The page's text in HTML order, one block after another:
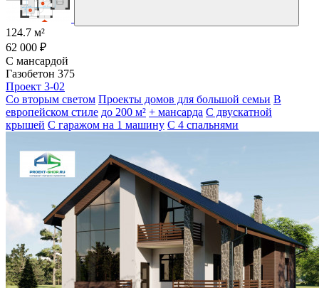
124.7 м²
62 000 ₽
С мансардой
Газобетон 375
Проект 3-02
Со вторым светом Проекты домов для большой семьи В
европейском стиле до 200 м² + мансарда С двускатной
крышей С гаражом на 1 машину С 4 спальнями